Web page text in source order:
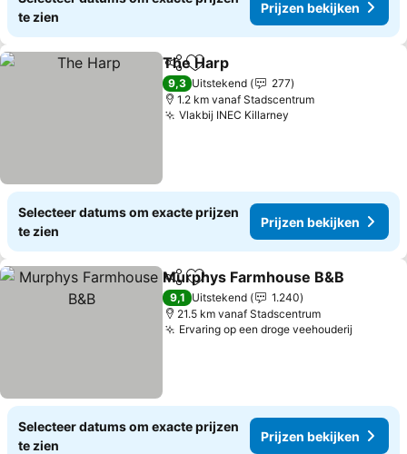
te zien
Prijzen bekijken
DelenToevoegen aan favorieten
The Harp
9,3 Uitstekend
277
1.2 km vanaf Stadscentrum
Vlakbij INEC Killarney
Selecteer datums om exacte prijzen
te zien
Prijzen bekijken
DelenToevoegen aan favorieten
Murphys Farmhouse B&B
9,1 Uitstekend
1.240
21.5 km vanaf Stadscentrum
Ervaring op een droge veehouderij
Selecteer datums om exacte prijzen
te zien
Prijzen bekijken